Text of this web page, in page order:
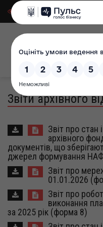
Для слабозорих|
Звіти архівного
Звіт про стан
архівного
документів, що
джерел формування
Звіт про
01.01.2026
Звіт про
виконання
за 2025 рік (форма 8)